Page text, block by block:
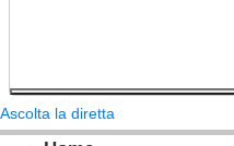
Ascolta la diretta